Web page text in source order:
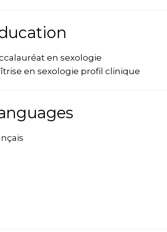
en sexologie
en sexologie profil clinique